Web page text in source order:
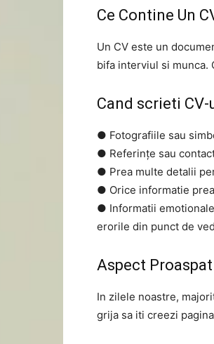
Ce Contine Un
Un CV este un
bifa interviul si munca.
Cand scrieti
● Fotografiile sau
● Referințe sau
● Prea multe detalii
● Orice informatie
● Informatii
erorile din punct de
Aspect
In zilele noastre,
grija sa iti creezi